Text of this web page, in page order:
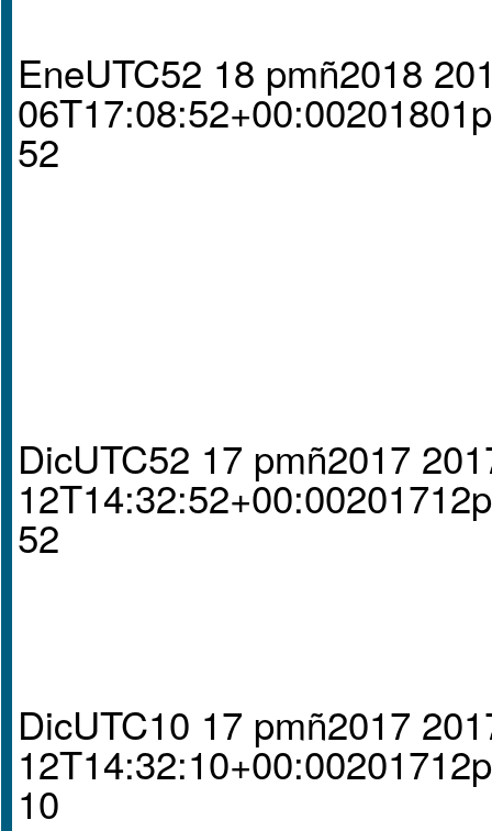
EneUTC52 18 pmñ2018
52
DicUTC52 17 pmñ2017
52
DicUTC10 17 pmñ2017
10